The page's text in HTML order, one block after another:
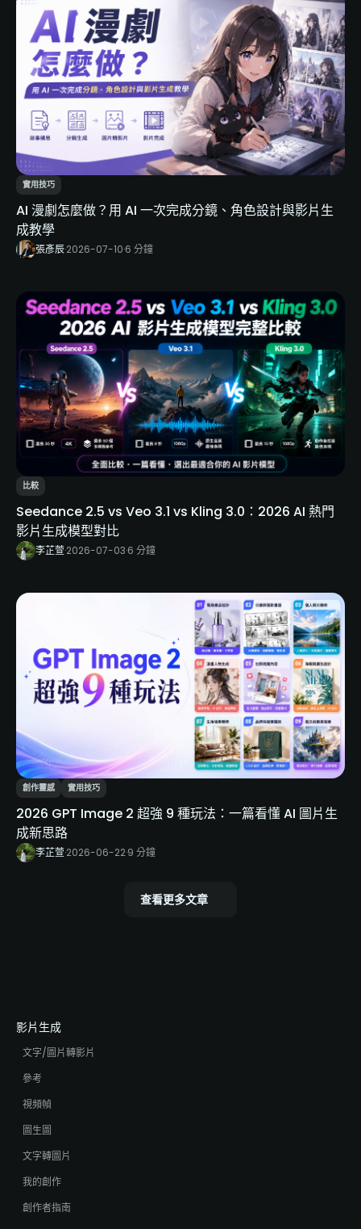
實用技巧
AI 漫劇怎麼做？用 AI 一次完成分鏡、角色設計與影片生
成教學
張彥辰·2026-07-10·6 分鐘
比較
Seedance 2.5 vs Veo 3.1 vs Kling 3.0：2026 AI 熱門
影片生成模型對比
李芷萱·2026-07-03·6 分鐘
創作靈感 實用技巧
2026 GPT Image 2 超強 9 種玩法：一篇看懂 AI 圖片生
成新思路
李芷萱·2026-06-22·9 分鐘
查看更多文章
影片生成
文字/圖片轉影片
參考
視頻幀
圖生圖
文字轉圖片
我的創作
創作者指南